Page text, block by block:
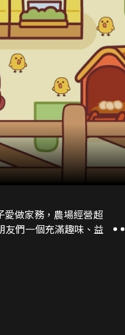
愛做家務，農場經營超
友們一個充滿趣味、益